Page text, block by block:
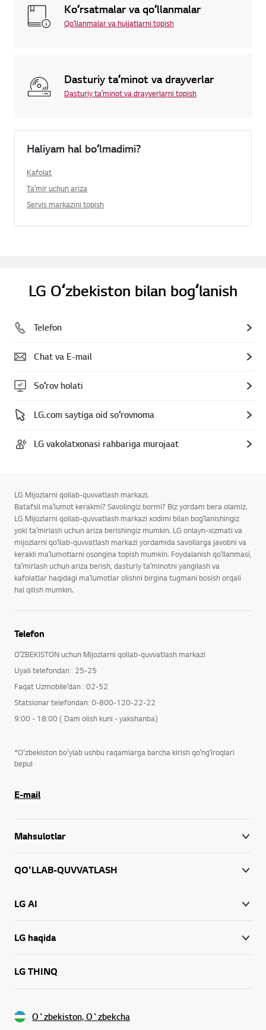
Koʻrsatmalar va qoʻllanmalar
Qoʻllanmalar va hujjatlarni topish
Dasturiy taʼminot va drayverlar
Dasturiy taʼminot va drayverlarni topish
Haliyam hal boʻlmadimi?
Kafolat
Taʼmir uchun ariza
Servis markazini topish
LG Oʻzbekiston bilan bogʻlanish
Telefon
Chat va E-mail
Soʻrov holati
LG.com saytiga oid soʻrovnoma
LG vakolatxonasi rahbariga murojaat
LG Mijozlarni qollab-quvvatlash markazi.
Batafsil maʼlumot kerakmi? Savolingiz bormi? Biz yordam bera olamiz.
LG Mijozlarni qollab-quvvatlash markazi xodimi bilan bogʻlanishingiz
yoki taʼmirlash uchun ariza berishingiz mumkin. LG onlayn-xizmati va
mijozlarni qoʻllab-quvvatlash markazi yordamida savollarga javobni va
kerakli maʼlumotlarni osongina topish mumkin. Foydalanish qoʻllanmasi,
taʼmirlash uchun ariza berish, dasturiy taʼminotni yangilash va
kafolatlar haqidagi maʼlumotlar olishni birgina tugmani bosish orqali
hal qilish mumkin.
Telefon
OʻZBEKISTON uchun Mijozlarni qollab-quvvatlash markazi
Uyali telefondan : 25-25
Faqat Uzmobile’dan : 02-52
Statsionar telefondan: 0-800-120-22-22
9:00 - 18:00 ( Dam olish kuni - yakshanba)
*O'zbekiston bo'ylab ushbu raqamlarga barcha kirish qoʻngʻiroqlari
bepul
E-mail
Mahsulotlar
QO'LLAB-QUVVATLASH
LG AI
LG haqida
LG THINQ
O`zbekiston, O`zbekcha